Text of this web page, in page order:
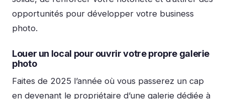
opportunités pour développer votre business
photo.
Louer un local pour ouvrir votre propre galerie
photo
Faites de 2025 l’année où vous passerez un cap
en devenant le propriétaire d’une galerie dédiée à